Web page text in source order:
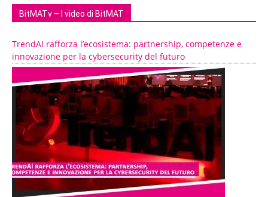
BitMATv – I video di BitMAT
TrendAI rafforza l’ecosistema: partnership, competenze e
innovazione per la cybersecurity del futuro